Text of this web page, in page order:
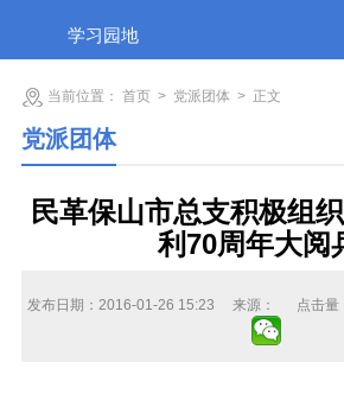
学习园地
当前位置：首页 > 党派团体 > 正文
党派团体
民革保山市总支积极组
利70周年大阅
发布日期：2016-01-26 15:23 来源： 点击量